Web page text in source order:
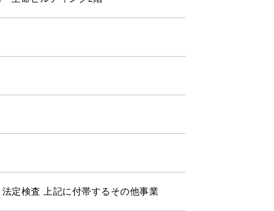
定検査 上記に付帯するその他事業